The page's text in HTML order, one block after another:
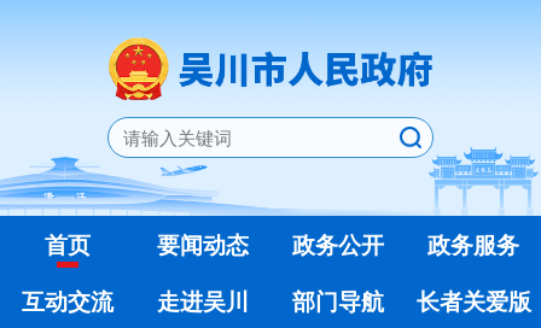
首页 要闻动态 政务公开
政务服务
互动交流
走进吴川 部门导航
长者关爱版